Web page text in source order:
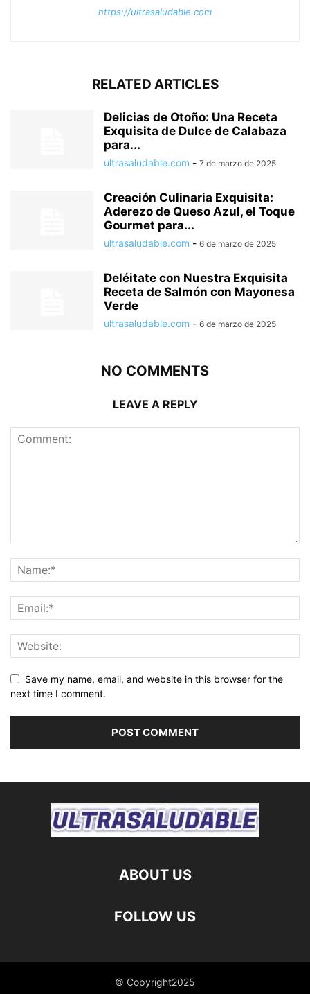
https://ultrasaludable.com
RELATED ARTICLES
Delicias de Otoño: Una Receta
Exquisita de Dulce de Calabaza
para...
ultrasaludable.com - 7 de marzo de 2025
Creación Culinaria Exquisita:
Aderezo de Queso Azul, el Toque
Gourmet para...
ultrasaludable.com - 6 de marzo de 2025
Deléitate con Nuestra Exquisita
Receta de Salmón con Mayonesa
Verde
ultrasaludable.com - 6 de marzo de 2025
NO COMMENTS
LEAVE A REPLY
Save my name, email, and website in this browser for the
next time I comment.
ABOUT US
FOLLOW US
© Copyright2025